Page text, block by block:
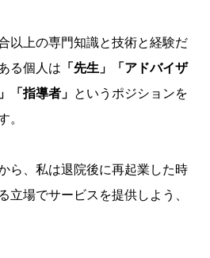
以上の専門知識と技術と経験だ
る個人は 「先生」「アドバイザ
「指導者」 というポジションを
。
ら、私は退院後に再起業した時
立場でサービスを提供しよう、